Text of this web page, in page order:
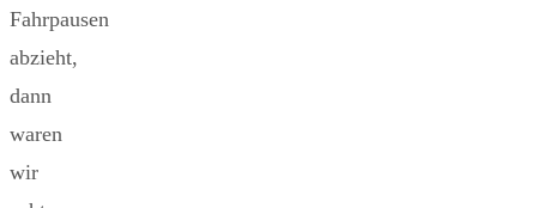
Fahrpausen
abzieht,
dann
waren
wir